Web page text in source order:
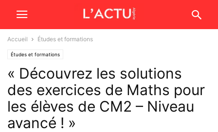
Accueil Études et formations
Études et formations
« Découvrez les solutions
des exercices de Maths pour
les élèves de CM2 – Niveau
avancé ! »